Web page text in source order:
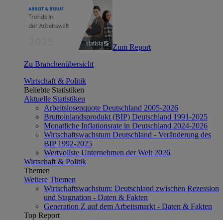
Zum Report
Zu Branchenübersicht
Wirtschaft & Politik
Beliebte Statistiken
Aktuelle Statistiken
Arbeitslosenquote Deutschland 2005-2026
Bruttoinlandsprodukt (BIP) Deutschland 1991-2025
Monatliche Inflationsrate in Deutschland 2024-2026
Wirtschaftswachstum Deutschland - Veränderung des
BIP 1992-2025
Wertvollste Unternehmen der Welt 2026
Wirtschaft & Politik
Themen
Weitere Themen
Wirtschaftswachstum: Deutschland zwischen Rezession
und Stagnation - Daten & Fakten
Generation Z auf dem Arbeitsmarkt - Daten & Fakten
Top Report